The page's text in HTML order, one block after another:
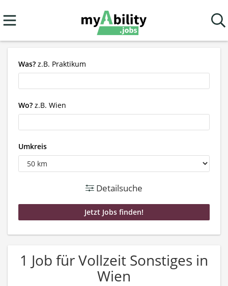
Was? z.B. Praktikum
Wo? z.B. Wien
Umkreis
Detailsuche
1 Job für Vollzeit Sonstiges in
Wien